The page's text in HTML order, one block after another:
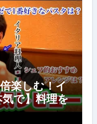
楽しむ！イ
で】料理を